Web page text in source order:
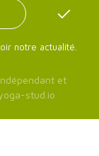
notre actualité.
et
stud.io